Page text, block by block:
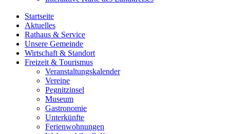
Startseite
Aktuelles
Rathaus & Service
Unsere Gemeinde
Wirtschaft & Standort
Freizeit & Tourismus
Veranstaltungskalender
Vereine
Pegnitzinsel
Museum
Gastronomie
Unterkünfte
Ferienwohnungen